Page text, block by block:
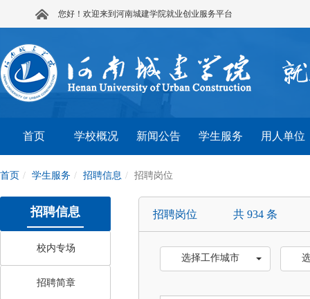
您好！欢迎来到河南城建学院就业创业服务平台
首页 学校概况 新闻公告 学生服务 用人单位
首页 学生服务 招聘信息 招聘岗位
招聘信息
校内专场
招聘简章
招聘岗位 共 934 条
选择工作城市